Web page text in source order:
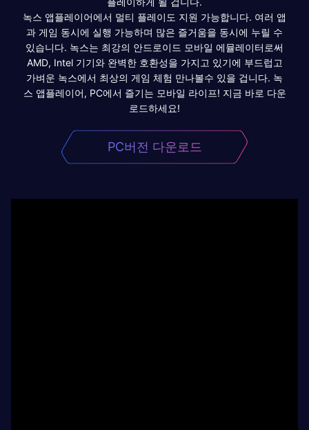
녹스 앱플레이어에서 멀티 플레이도 지원 가능합니다. 여러 앱
과 게임 동시에 실행 가능하며 많은 즐거움을 동시에 누릴 수
있습니다. 녹스는 최강의 안드로이드 모바일 에뮬레이터로써
AMD, Intel 기기와 완벽한 호환성을 가지고 있기에 부드럽고
가벼운 녹스에서 최상의 게임 체험 만나볼수 있을 겁니다. 녹
스 앱플레이어, PC에서 즐기는 모바일 라이프! 지금 바로 다운
로드하세요!
PC버전 다운로드